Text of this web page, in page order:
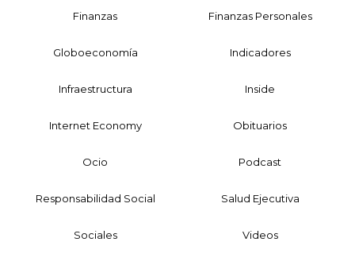
Finanzas Finanzas Personales
Globoeconomía Indicadores
Infraestructura Inside
Internet Economy Obituarios
Ocio Podcast
Responsabilidad Social Salud Ejecutiva
Sociales Videos